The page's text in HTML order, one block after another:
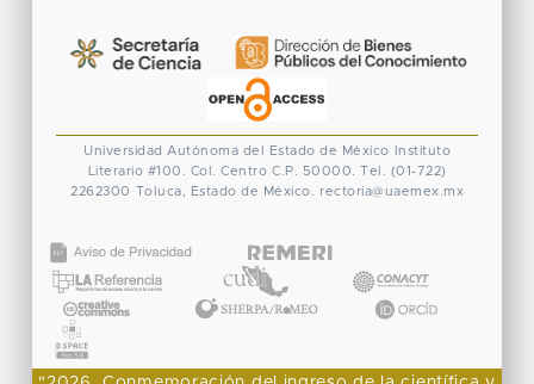
Universidad Autónoma del Estado de México
Instituto
Literario #100. Col. Centro C.P. 50000. Tel. (01-722)
2262300 Toluca, Estado de México. rectoria@uaemex.mx